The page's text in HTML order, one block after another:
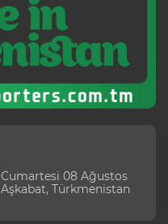
Cumartesi 08 Ağustos
Aşkabat, Türkmenistan